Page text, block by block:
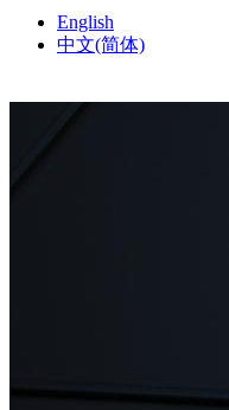
English
中文(简体)